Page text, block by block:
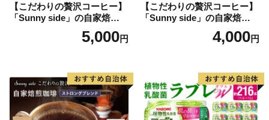
【こだわりの贅沢コーヒー】
「Sunny side」の自家焙煎珈
琲こまきブレンド（100g）
5,000円
【こだわりの贅沢コーヒー】
「Sunny side」の自家焙煎珈
琲サニーブレンド（100g）
4,000円